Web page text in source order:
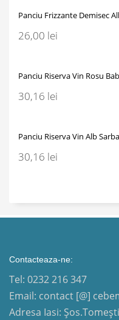
Panciu Frizzante Demisec
26,00 lei
Panciu Riserva Vin Rosu
30,16 lei
Panciu Riserva Vin Alb
30,16 lei
Contacteaza-ne:
Tel: 0232 216 347
Email: contact [@]
Adresa Iasi: